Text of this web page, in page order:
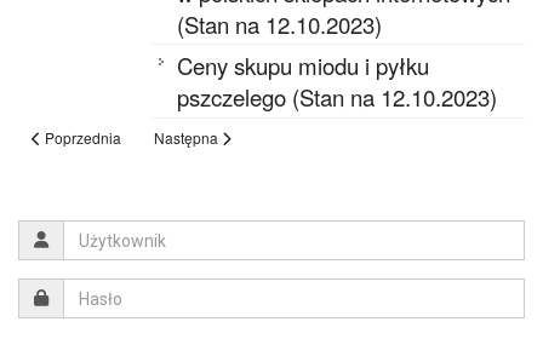
(Stan na 12.10.2023)
Ceny skupu miodu i pyłku
pszczelego (Stan na 12.10.2023)
Poprzednia Następna